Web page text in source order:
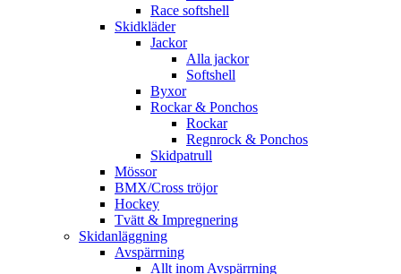
Race softshell
Skidkläder
Jackor
Alla jackor
Softshell
Byxor
Rockar & Ponchos
Rockar
Regnrock & Ponchos
Skidpatrull
Mössor
BMX/Cross tröjor
Hockey
Tvätt & Impregnering
Skidanläggning
Avspärrning
Allt inom Avspärrning